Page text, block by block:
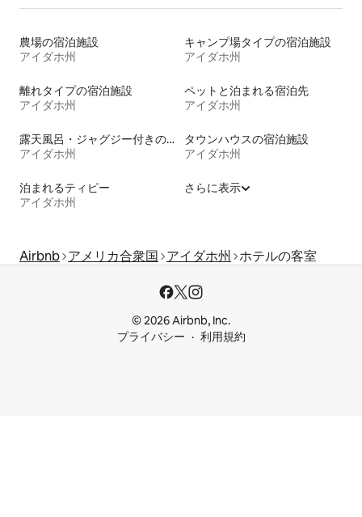
農場の宿泊施設
アイダホ州
キャンプ場タイプの宿泊施設
アイダホ州
離れタイプの宿泊施設
アイダホ州
ペットと泊まれる宿泊先
アイダホ州
露天風呂・ジャグジー付きの宿泊施設
アイダホ州
タウンハウスの宿泊施設
アイダホ州
泊まれるティピー
アイダホ州
さらに表示
Airbnb アメリカ合衆国 アイダホ州 ホテルの客室
© 2026 Airbnb, Inc.
プライバシー
利用規約